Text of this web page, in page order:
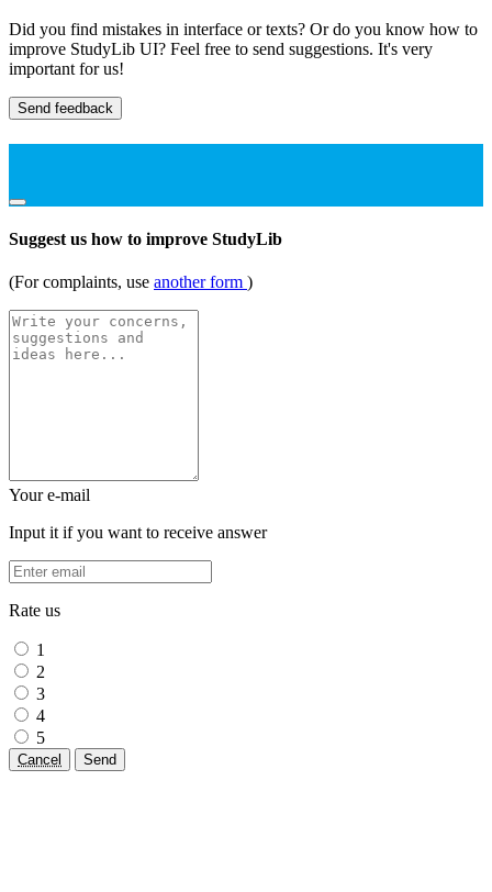
Did you find mistakes in interface or texts? Or do you know how to
improve StudyLib UI? Feel free to send suggestions. It's very
important for us!
Send feedback
Suggest us how to improve StudyLib
(For complaints, use another form )
Your e-mail
Input it if you want to receive answer
Rate us
1
2
3
4
5
Cancel Send